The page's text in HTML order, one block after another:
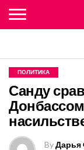
ПОЛИТИКА
Санду
ByДарья